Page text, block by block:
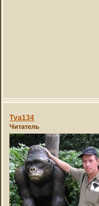
Tva134
Читатель